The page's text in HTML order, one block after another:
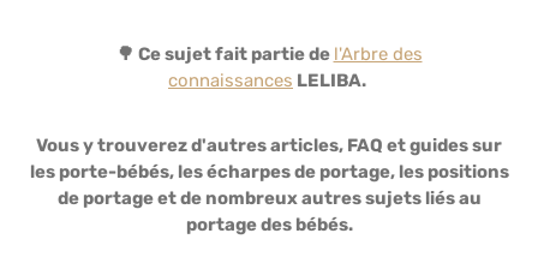
🌳 Ce sujet fait partie de l'Arbre des
connaissances LELIBA.
Vous y trouverez d'autres articles, FAQ et guides sur
les porte-bébés, les écharpes de portage, les positions
de portage et de nombreux autres sujets liés au
portage des bébés.